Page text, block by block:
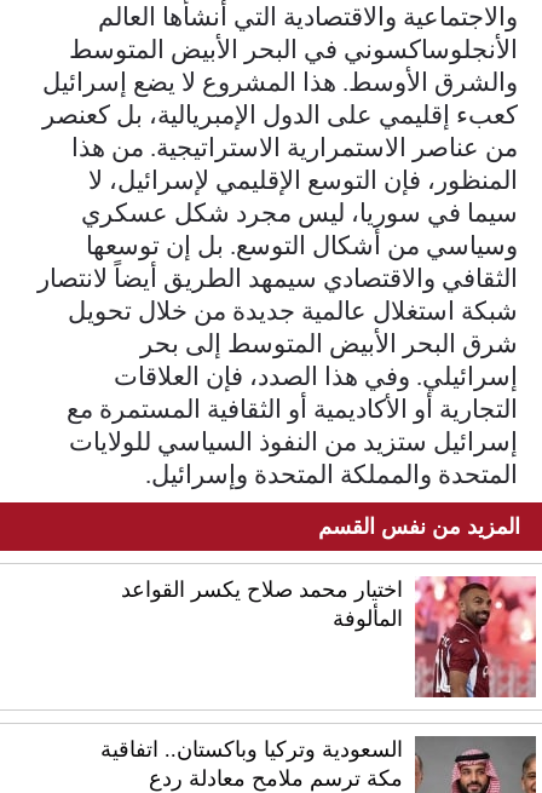
والاجتماعية والاقتصادية التي أنشأها العالم
الأنجلوساكسوني في البحر الأبيض المتوسط
والشرق الأوسط. هذا المشروع لا يضع إسرائيل
كعبء إقليمي على الدول الإمبريالية، بل كعنصر
من عناصر الاستمرارية الاستراتيجية. من هذا
المنظور، فإن التوسع الإقليمي لإسرائيل، لا
سيما في سوريا، ليس مجرد شكل عسكري
وسياسي من أشكال التوسع. بل إن توسعها
الثقافي والاقتصادي سيمهد الطريق أيضاً لانتصار
شبكة استغلال عالمية جديدة من خلال تحويل
شرق البحر الأبيض المتوسط إلى بحر
إسرائيلي. وفي هذا الصدد، فإن العلاقات
التجارية أو الأكاديمية أو الثقافية المستمرة مع
إسرائيل ستزيد من النفوذ السياسي للولايات
المتحدة والمملكة المتحدة وإسرائيل.
المزيد من نفس القسم
اختيار محمد صلاح يكسر القواعد
المألوفة
السعودية وتركيا وباكستان.. اتفاقية
مكة ترسم ملامح معادلة ردع